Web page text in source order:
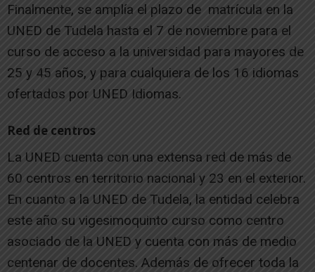
Finalmente, se amplía el plazo de matrícula en la
UNED de Tudela hasta el 7 de noviembre para el
curso de acceso a la universidad para mayores de
25 y 45 años, y para cualquiera de los 16 idiomas
ofertados por UNED Idiomas.
Red de centros
La UNED cuenta con una extensa red de más de
60 centros en territorio nacional y 23 en el exterior.
En cuanto a la UNED de Tudela, la entidad celebra
este año su vigesimoquinto curso como centro
asociado de la UNED y cuenta con más de medio
centenar de docentes. Además de ofrecer toda la